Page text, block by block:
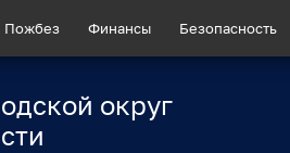
Пожбез Финансы Безопасность
округ